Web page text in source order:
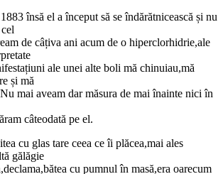
însă el a început să se îndărătnicească și nu
de câțiva ani acum de o hiperclorhidrie,ale
ale unei alte boli mă chinuiau,mă
și mă
mai aveam dar măsura de mai înainte nici în
câteodată pe el.
cu glas tare ceea ce îi plăcea,mai ales
gălăgie
cu pumnul în masă,era oarecum